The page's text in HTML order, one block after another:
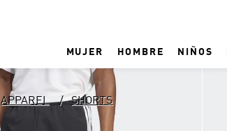
MUJER HOMBRE NIÑOS
APPAREL SHORTS